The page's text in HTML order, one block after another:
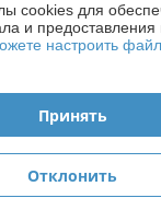
ЕГР: 791008744
22.06.2015
лицензию
cookies для
и
настроить
Принять
Отклонить